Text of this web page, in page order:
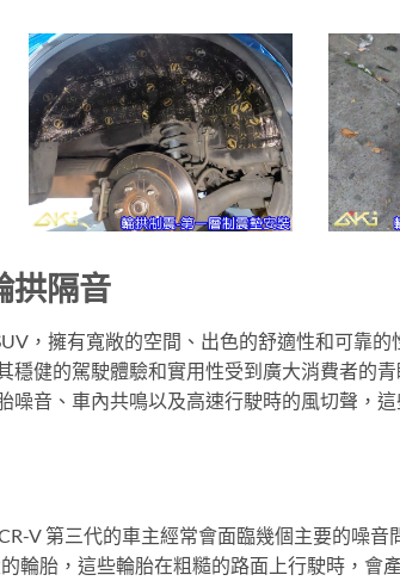
拱隔音
，擁有寬敞的空間、出色的舒適性和可靠
穩健的駕駛體驗和實用性受到廣大消費者的
噪音、車內共鳴以及高速行駛時的風切聲，
V 第三代的車主經常會面臨幾個主要的噪音
輪胎，這些輪胎在粗糙的路面上行駛時，會